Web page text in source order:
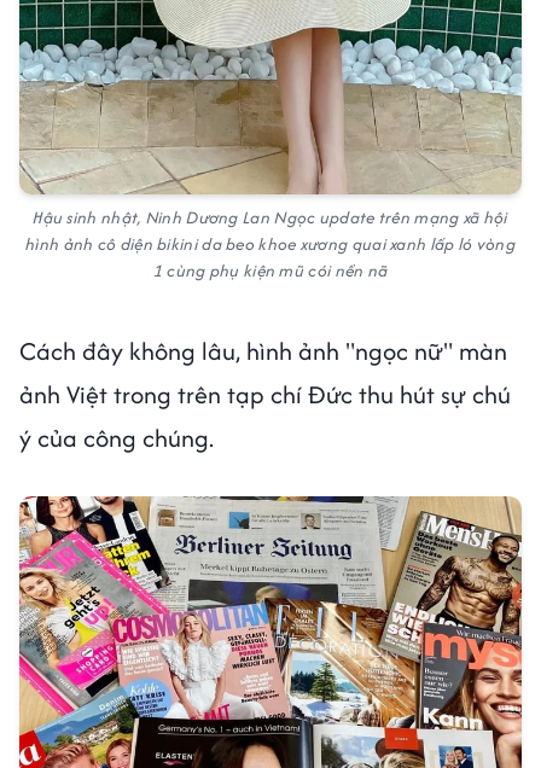
Hậu sinh nhật, Ninh Dương Lan Ngọc update trên mạng xã hội
hình ảnh cô diện bikini da beo khoe xương quai xanh lấp ló vòng
1 cùng phụ kiện mũ cói nền nã
Cách đây không lâu, hình ảnh "ngọc nữ" màn
ảnh Việt trong trên tạp chí Đức thu hút sự chú
ý của công chúng.